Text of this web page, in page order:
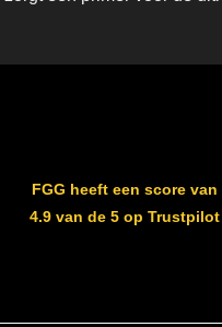
FGG heeft een score van
4.9 van de 5 op Trustpilot